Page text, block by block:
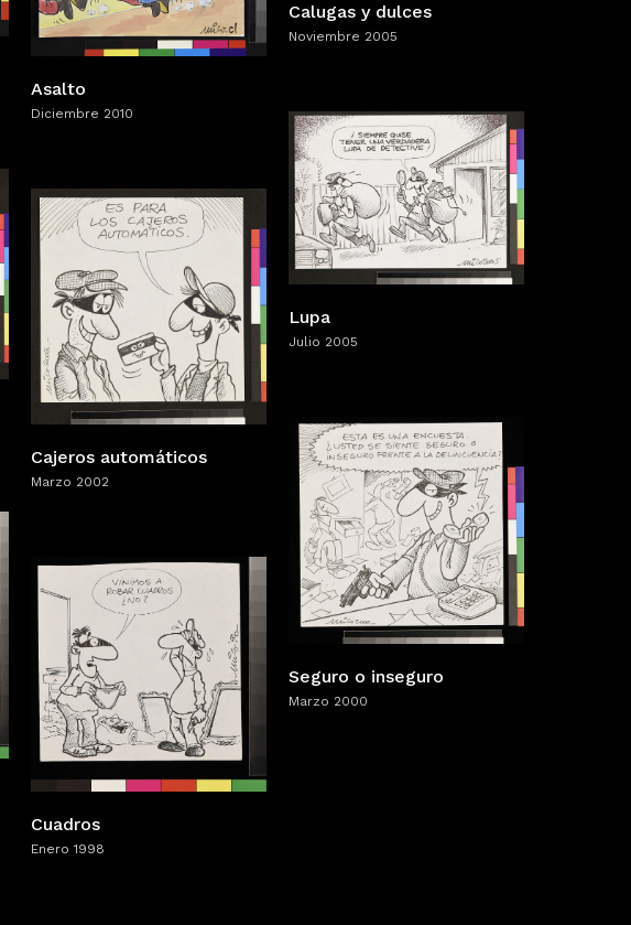
Asalto
Diciembre 2010
Calugas y dulces
Noviembre 2005
Lupa
Julio 2005
Cajeros automáticos
Marzo 2002
Seguro o inseguro
Marzo 2000
Cuadros
Enero 1998